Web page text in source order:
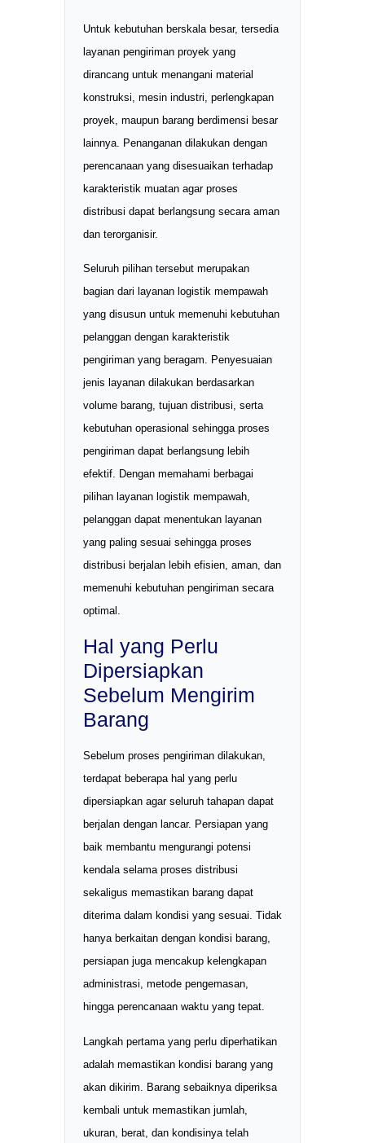
Untuk kebutuhan berskala besar, tersedia
layanan pengiriman proyek yang
dirancang untuk menangani material
konstruksi, mesin industri, perlengkapan
proyek, maupun barang berdimensi besar
lainnya. Penanganan dilakukan dengan
perencanaan yang disesuaikan terhadap
karakteristik muatan agar proses
distribusi dapat berlangsung secara aman
dan terorganisir.
Seluruh pilihan tersebut merupakan
bagian dari layanan logistik mempawah
yang disusun untuk memenuhi kebutuhan
pelanggan dengan karakteristik
pengiriman yang beragam. Penyesuaian
jenis layanan dilakukan berdasarkan
volume barang, tujuan distribusi, serta
kebutuhan operasional sehingga proses
pengiriman dapat berlangsung lebih
efektif. Dengan memahami berbagai
pilihan layanan logistik mempawah,
pelanggan dapat menentukan layanan
yang paling sesuai sehingga proses
distribusi berjalan lebih efisien, aman, dan
memenuhi kebutuhan pengiriman secara
optimal.
Hal yang Perlu
Dipersiapkan
Sebelum Mengirim
Barang
Sebelum proses pengiriman dilakukan,
terdapat beberapa hal yang perlu
dipersiapkan agar seluruh tahapan dapat
berjalan dengan lancar. Persiapan yang
baik membantu mengurangi potensi
kendala selama proses distribusi
sekaligus memastikan barang dapat
diterima dalam kondisi yang sesuai. Tidak
hanya berkaitan dengan kondisi barang,
persiapan juga mencakup kelengkapan
administrasi, metode pengemasan,
hingga perencanaan waktu yang tepat.
Langkah pertama yang perlu diperhatikan
adalah memastikan kondisi barang yang
akan dikirim. Barang sebaiknya diperiksa
kembali untuk memastikan jumlah,
ukuran, berat, dan kondisinya telah